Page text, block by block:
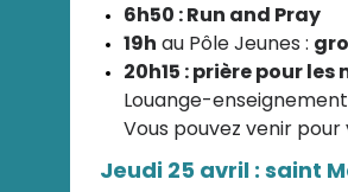
6h50 : Run and Pray
19h au Pôle Jeunes :
20h15 : prière pour
Louange-
Vous pouvez venir
Jeudi 25 avril : saint